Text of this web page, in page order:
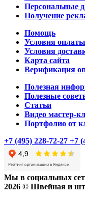
Персональные
Получение
Помощь
Условия оплаты
Условия
Карта сайта
Верификация
Полезная
Полезные
Статьи
Видео мастер-
Портфолио от
+7 (495) 228-72-27 +7
Мы в социальных
2026 © Швейная и